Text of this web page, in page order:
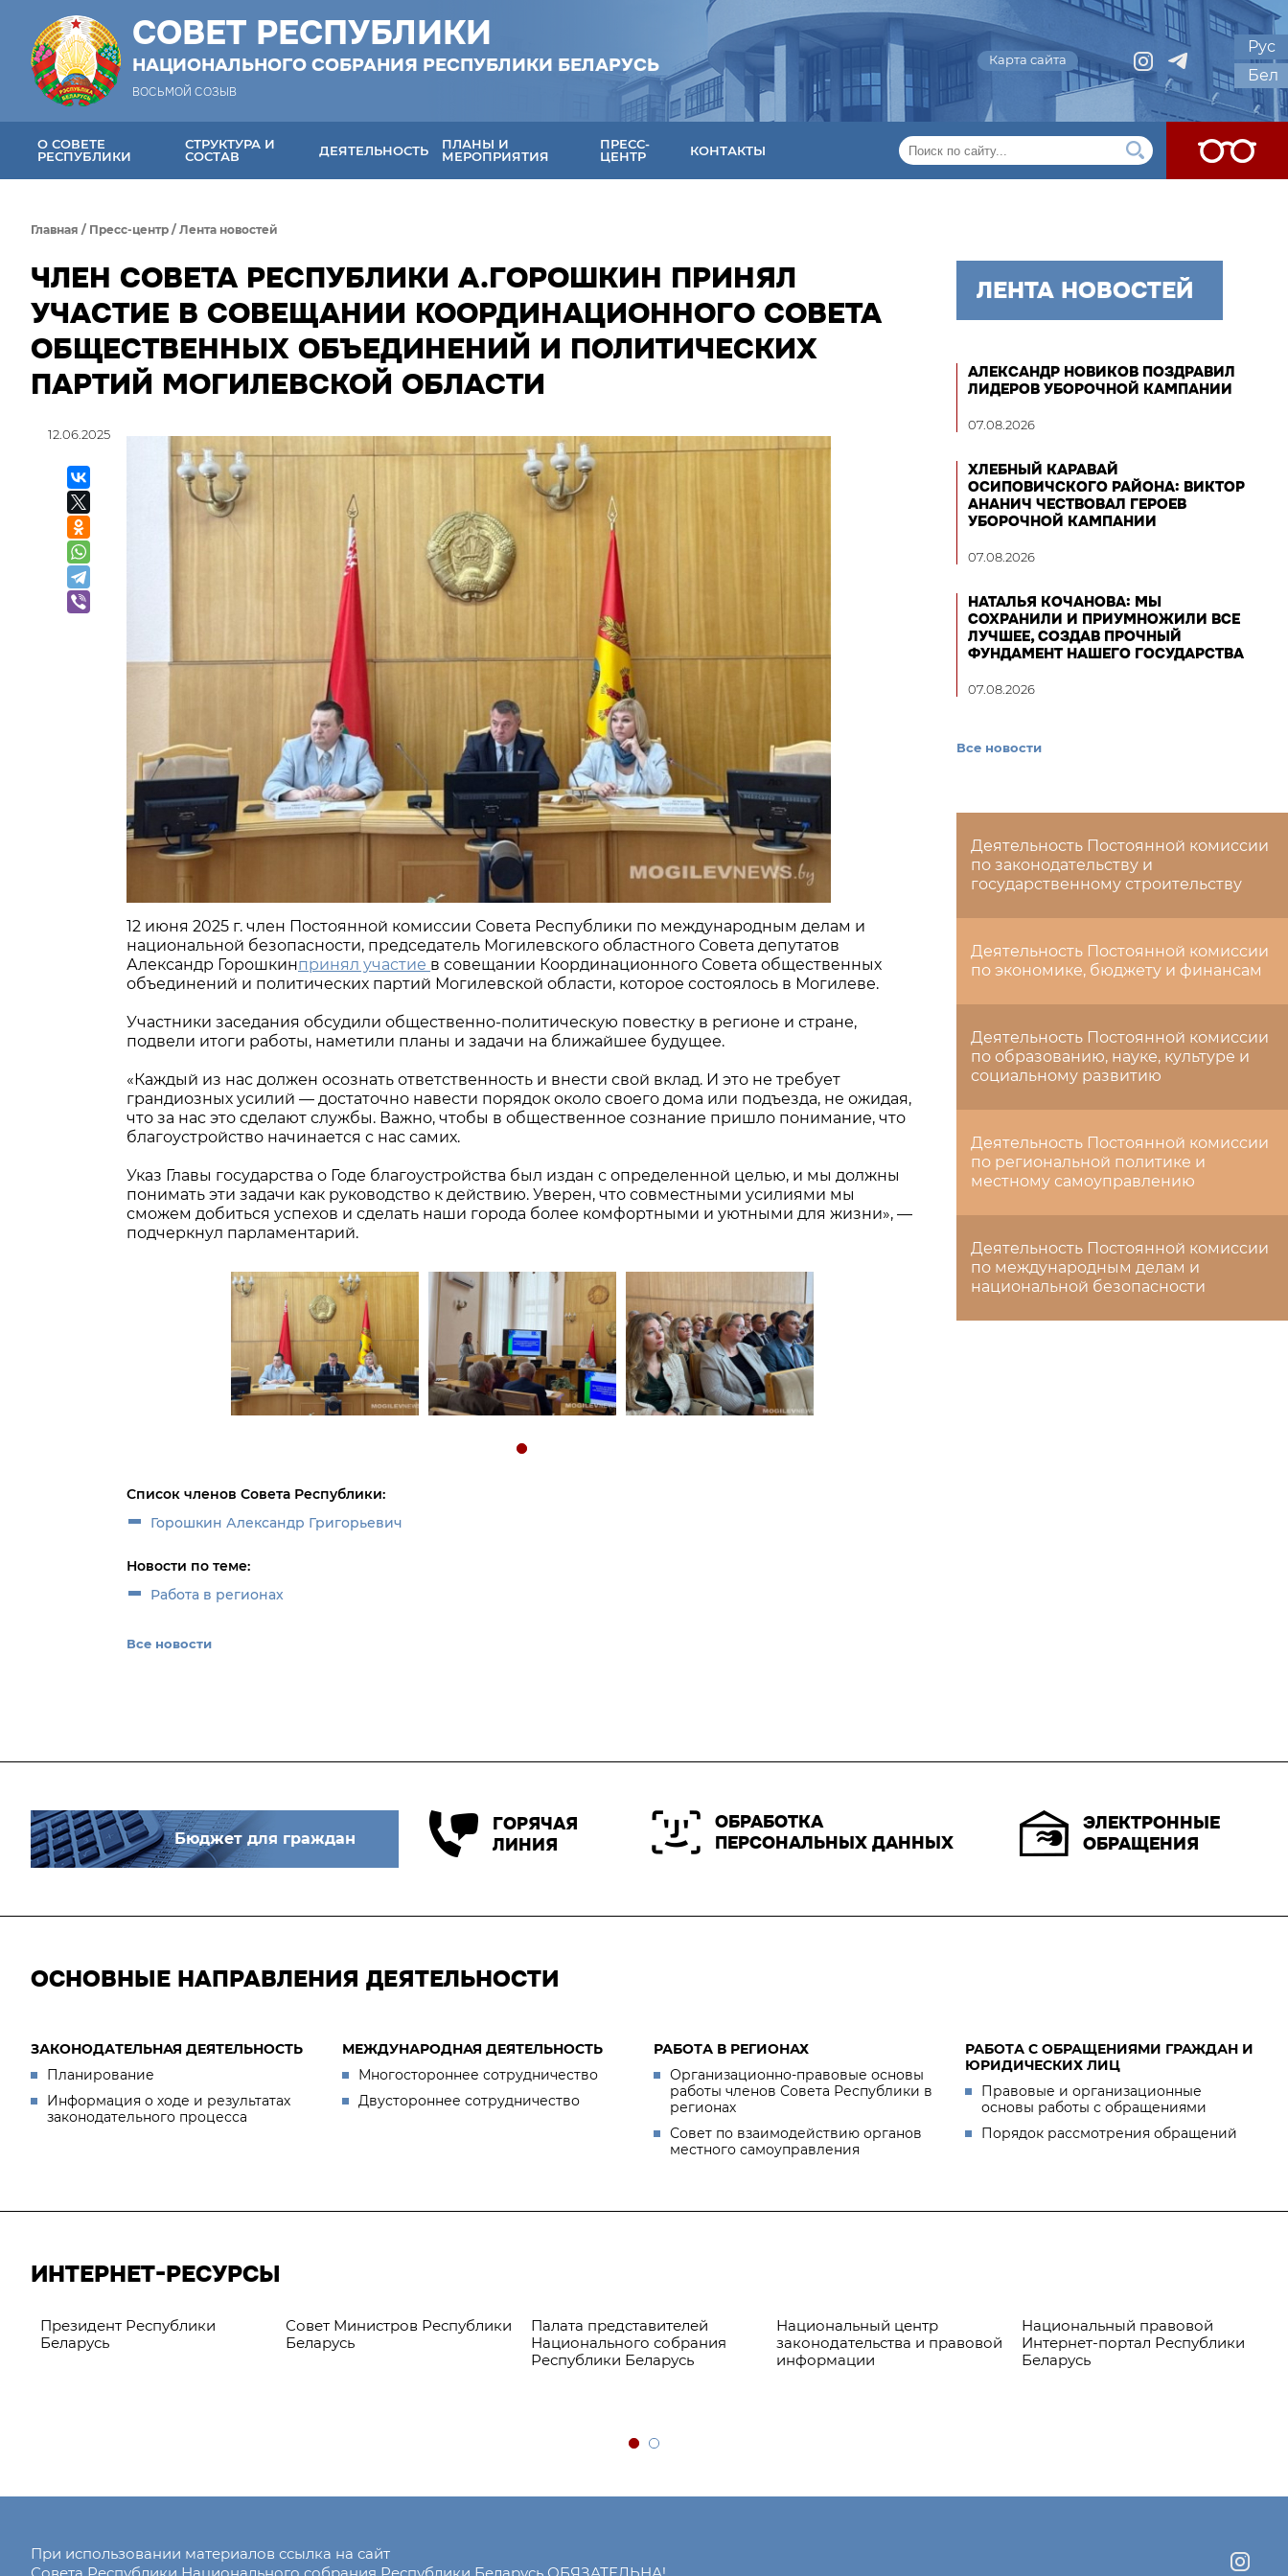
СОВЕТ РЕСПУБЛИКИ
НАЦИОНАЛЬНОГО СОБРАНИЯ РЕСПУБЛИКИ БЕЛАРУСЬ
ВОСЬМОЙ СОЗЫВ
Карта сайта
Рус
Бел
О СОВЕТЕ
РЕСПУБЛИКИ
СТРУКТУРА И
СОСТАВ
ДЕЯТЕЛЬНОСТЬ
ПЛАНЫ И
МЕРОПРИЯТИЯ
ПРЕСС-
ЦЕНТР
КОНТАКТЫ
Главная / Пресс-центр / Лента новостей
ЧЛЕН СОВЕТА РЕСПУБЛИКИ А.ГОРОШКИН ПРИНЯЛ
УЧАСТИЕ В СОВЕЩАНИИ КООРДИНАЦИОННОГО СОВЕТА
ОБЩЕСТВЕННЫХ ОБЪЕДИНЕНИЙ И ПОЛИТИЧЕСКИХ
ПАРТИЙ МОГИЛЕВСКОЙ ОБЛАСТИ
12.06.2025
12 июня 2025 г. член Постоянной комиссии Совета Республики по международным делам и
национальной безопасности, председатель Могилевского областного Совета депутатов
Александр Горошкинпринял участие в совещании Координационного Совета общественных
объединений и политических партий Могилевской области, которое состоялось в Могилеве.
Участники заседания обсудили общественно-политическую повестку в регионе и стране,
подвели итоги работы, наметили планы и задачи на ближайшее будущее.
«Каждый из нас должен осознать ответственность и внести свой вклад. И это не требует
грандиозных усилий — достаточно навести порядок около своего дома или подъезда, не ожидая,
что за нас это сделают службы. Важно, чтобы в общественное сознание пришло понимание, что
благоустройство начинается с нас самих.
Указ Главы государства о Годе благоустройства был издан с определенной целью, и мы должны
понимать эти задачи как руководство к действию. Уверен, что совместными усилиями мы
сможем добиться успехов и сделать наши города более комфортными и уютными для жизни», —
подчеркнул парламентарий.
Список членов Совета Республики:
Горошкин Александр Григорьевич
Новости по теме:
Работа в регионах
Все новости
ЛЕНТА НОВОСТЕЙ
АЛЕКСАНДР НОВИКОВ ПОЗДРАВИЛ
ЛИДЕРОВ УБОРОЧНОЙ КАМПАНИИ
07.08.2026
ХЛЕБНЫЙ КАРАВАЙ
ОСИПОВИЧСКОГО РАЙОНА: ВИКТОР
АНАНИЧ ЧЕСТВОВАЛ ГЕРОЕВ
УБОРОЧНОЙ КАМПАНИИ
07.08.2026
НАТАЛЬЯ КОЧАНОВА: МЫ
СОХРАНИЛИ И ПРИУМНОЖИЛИ ВСЕ
ЛУЧШЕЕ, СОЗДАВ ПРОЧНЫЙ
ФУНДАМЕНТ НАШЕГО ГОСУДАРСТВА
07.08.2026
Все новости
Деятельность Постоянной комиссии
по законодательству и
государственному строительству
Деятельность Постоянной комиссии
по экономике, бюджету и финансам
Деятельность Постоянной комиссии
по образованию, науке, культуре и
социальному развитию
Деятельность Постоянной комиссии
по региональной политике и
местному самоуправлению
Деятельность Постоянной комиссии
по международным делам и
национальной безопасности
Бюджет для граждан
ГОРЯЧАЯ
ЛИНИЯ
ОБРАБОТКА
ПЕРСОНАЛЬНЫХ ДАННЫХ
ЭЛЕКТРОННЫЕ
ОБРАЩЕНИЯ
ОСНОВНЫЕ НАПРАВЛЕНИЯ ДЕЯТЕЛЬНОСТИ
ЗАКОНОДАТЕЛЬНАЯ ДЕЯТЕЛЬНОСТЬ
Планирование
Информация о ходе и результатах
законодательного процесса
МЕЖДУНАРОДНАЯ ДЕЯТЕЛЬНОСТЬ
Многостороннее сотрудничество
Двустороннее сотрудничество
РАБОТА В РЕГИОНАХ
Организационно-правовые основы
работы членов Совета Республики в
регионах
Совет по взаимодействию органов
местного самоуправления
РАБОТА С ОБРАЩЕНИЯМИ ГРАЖДАН И
ЮРИДИЧЕСКИХ ЛИЦ
Правовые и организационные
основы работы с обращениями
Порядок рассмотрения обращений
ИНТЕРНЕТ-РЕСУРСЫ
Президент Республики
Беларусь
Совет Министров Республики
Беларусь
Палата представителей
Национального собрания
Республики Беларусь
Национальный центр
законодательства и правовой
информации
Национальный правовой
Интернет-портал Республики
Беларусь
При использовании материалов ссылка на сайт